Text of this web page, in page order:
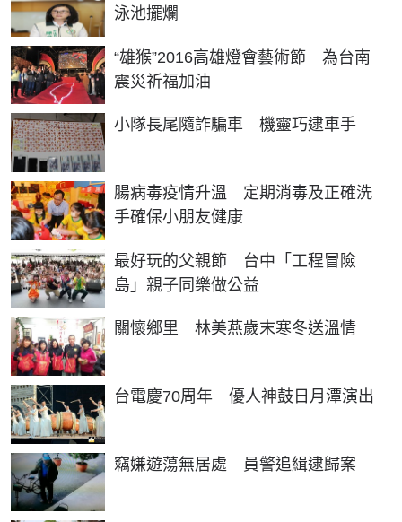
泳池擺爛
“雄猴”2016高雄燈會藝術節 為台南
震災祈福加油
小隊長尾隨詐騙車 機靈巧逮車手
腸病毒疫情升溫 定期消毒及正確洗
手確保小朋友健康
最好玩的父親節 台中「工程冒險
島」親子同樂做公益
關懷鄉里 林美燕歲末寒冬送溫情
台電慶70周年 優人神鼓日月潭演出
竊嫌遊蕩無居處 員警追緝逮歸案